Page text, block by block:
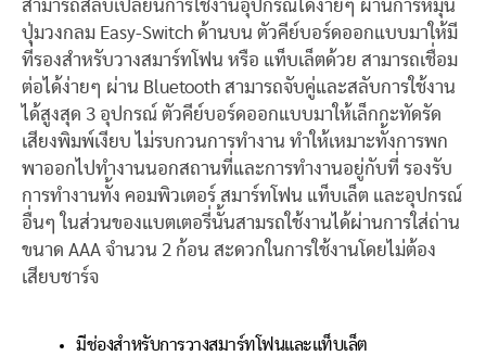
สามารถสลับเปลี่ยนการใช้งานอุปกรณ์ได้ง่ายๆ ผ่านการหมุน
ปุ่มวงกลม Easy-Switch ด้านบน ตัวคีย์บอร์ดออกแบบมาให้มี
ที่รองสำหรับวางสมาร์ทโฟน หรือ แท็บเล็ตด้วย สามารถเชื่อม
ต่อได้ง่ายๆ ผ่าน Bluetooth สามารถจับคู่และสลับการใช้งาน
ได้สูงสุด 3 อุปกรณ์ ตัวคีย์บอร์ดออกแบบมาให้เล็กกะทัดรัด
เสียงพิมพ์เงียบ ไม่รบกวนการทำงาน ทำให้เหมาะทั้งการพก
พาออกไปทำงานนอกสถานที่และการทำงานอยู่กับที่ รองรับ
การทำงานทั้ง คอมพิวเตอร์ สมาร์ทโฟน แท็บเล็ต และอุปกรณ์
อื่นๆ ในส่วนของแบตเตอรี่นั้นสามรถใช้งานได้ผ่านการใส่ถ่าน
ขนาด AAA จำนวน 2 ก้อน สะดวกในการใช้งานโดยไม่ต้อง
เสียบชาร์จ
มีช่องสำหรับการวางสมาร์ทโฟนและแท็บเล็ต